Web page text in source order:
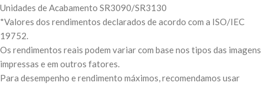
Unidades de Acabamento SR3090/SR3130
*Valores dos rendimentos declarados de acordo com a ISO/IEC
19752.
Os rendimentos reais podem variar com base nos tipos das imagens
impressas e em outros fatores.
Para desempenho e rendimento máximos, recomendamos usar